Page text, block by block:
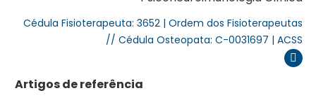
Cédula Fisioterapeuta: 3652 | Ordem dos Fisioterapeutas
// Cédula Osteopata: C-0031697 | ACSS
Artigos de referência